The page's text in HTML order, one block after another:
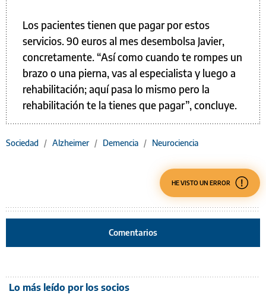
Los pacientes tienen que pagar por estos
servicios. 90 euros al mes desembolsa Javier,
concretamente. “Así como cuando te rompes un
brazo o una pierna, vas al especialista y luego a
rehabilitación; aquí pasa lo mismo pero la
rehabilitación te la tienes que pagar”, concluye.
Sociedad / Alzheimer / Demencia / Neurociencia
HE VISTO UN ERROR
Comentarios
Lo más leído por los socios